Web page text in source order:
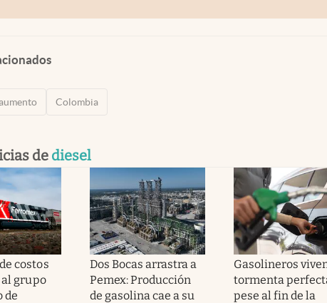
Colombia
de diesel
costos
grupo
de
Dos Bocas arrastra a
Pemex: Producción
de gasolina cae a su
Gasolineros
tormenta
pese al fin de la